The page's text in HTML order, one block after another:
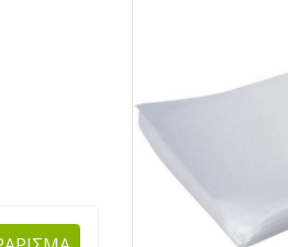
Θήκες Μεταφοράς